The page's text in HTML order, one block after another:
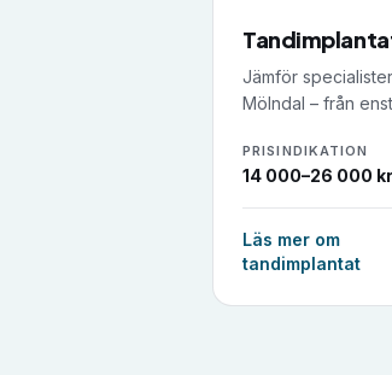
Jämför
Mölndal – från
PRISINDIKATION
14 000–26 000
Läs mer om
tandimplantat